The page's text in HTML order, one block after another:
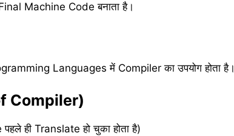
Machine Code बनाता है।
Languages में Compiler का उपयोग होता है।
Compiler)
ही Translate हो चुका होता है)